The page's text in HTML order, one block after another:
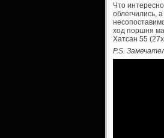
Что
облегчились,
ход поршня
Хатсан 55
P.S.